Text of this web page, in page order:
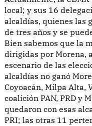
local; y sus 16
alcaldías, quienes las
de tres años y se
Bien sabemos que la
dirigidas por Morena,
escenario de las
alcaldías no ganó
Coyoacán, Milpa Alta,
coalición PAN, PRD y
quedaron con esas
PRI; las otras 11